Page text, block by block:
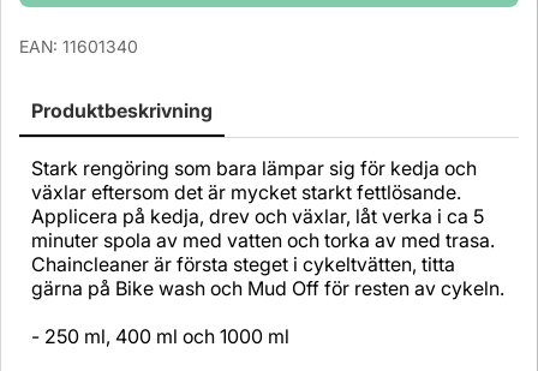
EAN: 11601340
Produktbeskrivning
Stark rengöring som bara lämpar sig för kedja och
växlar eftersom det är mycket starkt fettlösande.
Applicera på kedja, drev och växlar, låt verka i ca 5
minuter spola av med vatten och torka av med trasa.
Chaincleaner är första steget i cykeltvätten, titta
gärna på Bike wash och Mud Off för resten av cykeln.
- 250 ml, 400 ml och 1000 ml